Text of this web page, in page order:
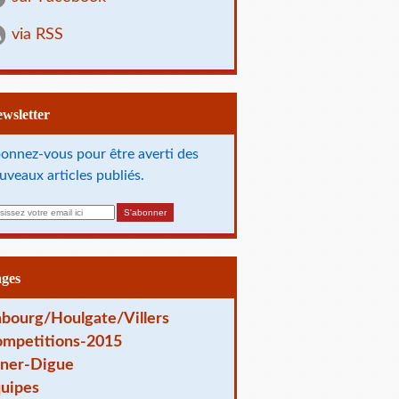
via RSS
vous pour être averti des
articles publiés.
Houlgate/Villers
2015
Digue